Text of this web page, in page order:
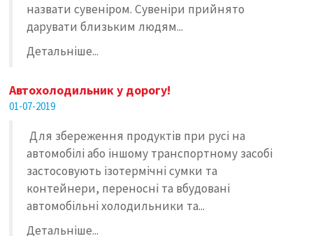
назвати сувеніром. Сувеніри прийнято
дарувати близьким людям...
Детальніше...
Автохолодильник у дорогу!
01-07-2019
Для збереження продуктів при русі на
автомобілі або іншому транспортному засобі
застосовують ізотермічні сумки та
контейнери, переносні та вбудовані
автомобільні холодильники та...
Детальніше...